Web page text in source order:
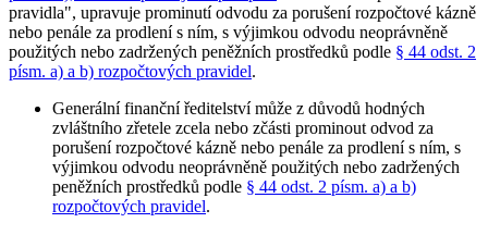
pravidla", upravuje prominutí odvodu za porušení rozpočtové kázně
nebo penále za prodlení s ním, s výjimkou odvodu neoprávněně
použitých nebo zadržených peněžních prostředků podle § 44 odst. 2
písm. a) a b) rozpočtových pravidel.
Generální finanční ředitelství může z důvodů hodných
zvláštního zřetele zcela nebo zčásti prominout odvod za
porušení rozpočtové kázně nebo penále za prodlení s ním, s
výjimkou odvodu neoprávněně použitých nebo zadržených
peněžních prostředků podle § 44 odst. 2 písm. a) a b)
rozpočtových pravidel.